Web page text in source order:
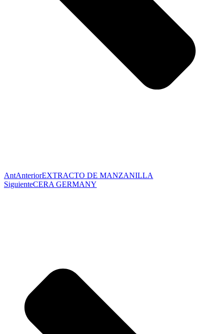
AntAnteriorEXTRACTO DE MANZANILLA
SiguienteCERA GERMANY